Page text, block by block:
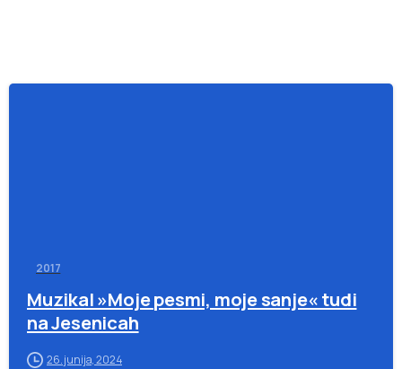
2017
Muzikal »Moje pesmi, moje sanje« tudi
na Jesenicah
26. junija, 2024